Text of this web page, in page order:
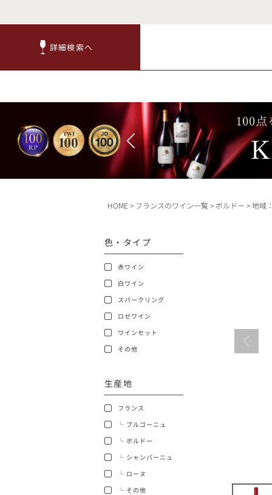
詳細検索へ
詳細検索へ
商品
赤ワ
価格帯から探す
HOME フランスのワイン一覧 ボルドー 地域：
色・タイプ
赤ワイン
白ワイン
スパークリング
ロゼワイン
ワインセット
その他
生産地
フランス
└ ブルゴーニュ
└ ボルドー
└ シャンパーニュ
└ ローヌ
└ その他